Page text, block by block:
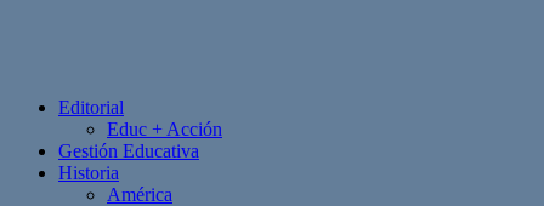
Editorial
Educ + Acción
Gestión Educativa
Historia
América